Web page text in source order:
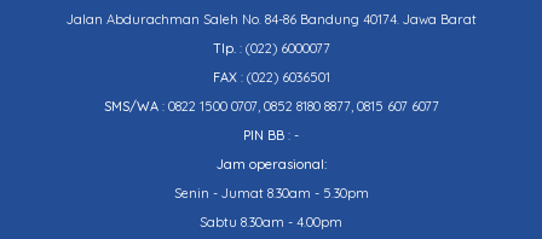
Jalan Abdurachman Saleh No. 84-86 Bandung 40174. Jawa Barat
Tlp.: (022) 6000077
FAX: (022) 6036501
SMS/WA: 0822 1500 0707, 0852 8180 8877, 0815 607 6077
PIN BB : -
Jam operasional:
Senin - Jumat 8.30am - 5.30pm
Sabtu 8.30am - 4.00pm